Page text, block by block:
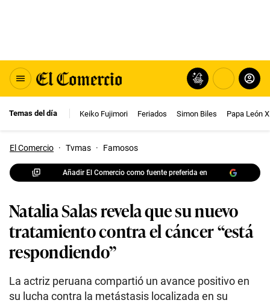
Temas del día Keiko Fujimori Feriados Simon Biles Papa León
El Comercio · Tvmas · Famosos
Añadir El Comercio como fuente preferida en
Natalia Salas revela que su nuevo
tratamiento contra el cáncer “está
respondiendo”
La actriz peruana compartió un avance positivo en
su lucha contra la metástasis localizada en su